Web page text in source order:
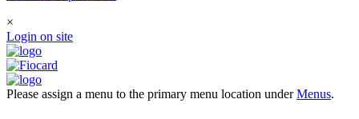
×
Login on site
Please assign a menu to the primary menu location underMenus.